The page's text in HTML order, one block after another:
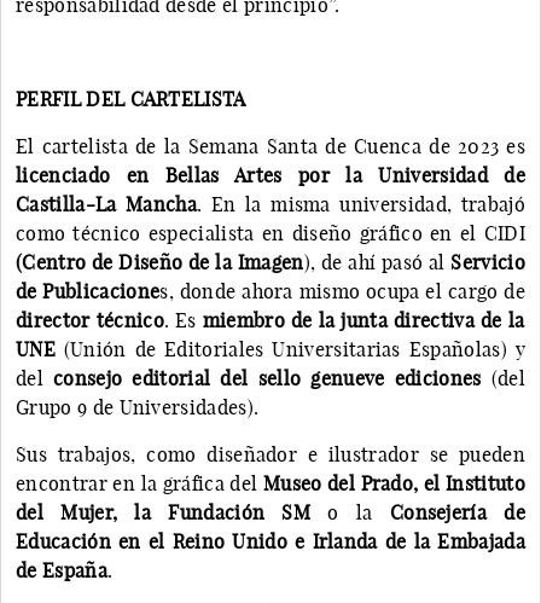
PERFIL DEL CARTELISTA
El cartelista de la Semana Santa de Cuenca de 2023 es
licenciado en Bellas Artes por la Universidad de
Castilla-La Mancha. En la misma universidad, trabajó
como técnico especialista en diseño gráfico en el CIDI
(Centro de Diseño de la Imagen), de ahí pasó al Servicio
de Publicaciones, donde ahora mismo ocupa el cargo de
director técnico. Es miembro de la junta directiva de la
UNE(Unión de Editoriales Universitarias Españolas) y
del consejo editorial del sello genueve ediciones (del
Grupo 9 de Universidades).
Sus trabajos, como diseñador e ilustrador se pueden
encontrar en la gráfica del Museo del Prado, el Instituto
del Mujer, la Fundación SMo la Consejería de
Educación en el Reino Unido e Irlanda de la Embajada
de España.